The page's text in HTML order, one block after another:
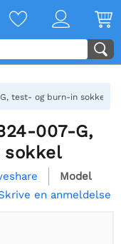
test- og burn-in sokkel
007-G,
Model
en anmeldelse